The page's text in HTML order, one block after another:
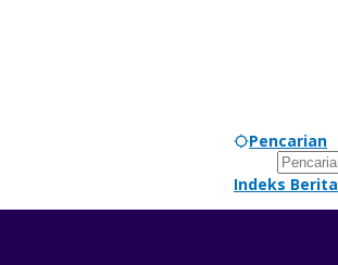
Pencarian
Indeks Berita